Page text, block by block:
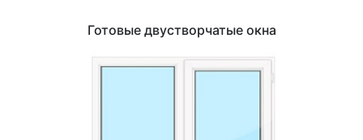
Готовые двустворчатые окна